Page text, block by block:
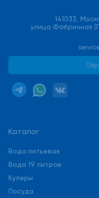
Каталог
Вода питьевая
Вода 19 литров
Кулеры
Посуда
141033,
улица Фабричная